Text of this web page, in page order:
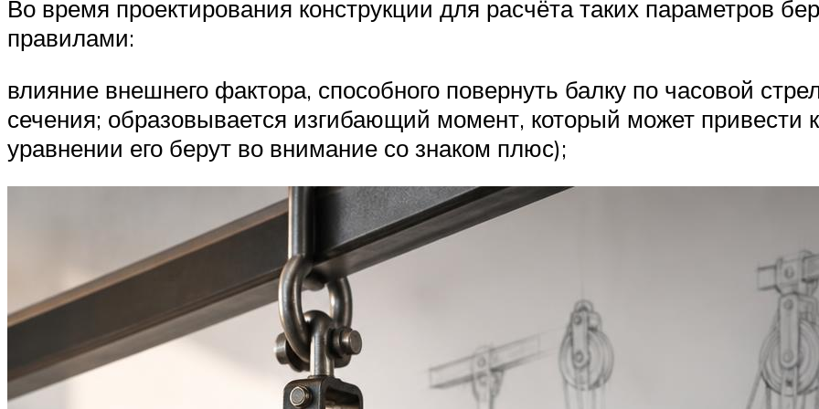
Во время проектирования конструкции для расчёта таких параметров
правилами:
влияние внешнего фактора, способного повернуть балку по часовой
сечения; образовывается изгибающий момент, который может привести
уравнении его берут во внимание со знаком плюс);